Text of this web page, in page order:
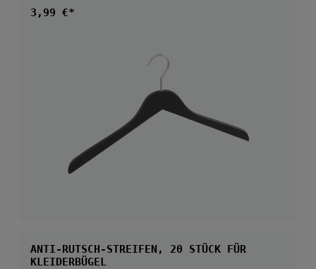
Regulärer Preis:
3,99 €*
ANTI-RUTSCH-STREIFEN, 20 STÜCK FÜR
KLEIDERBÜGEL